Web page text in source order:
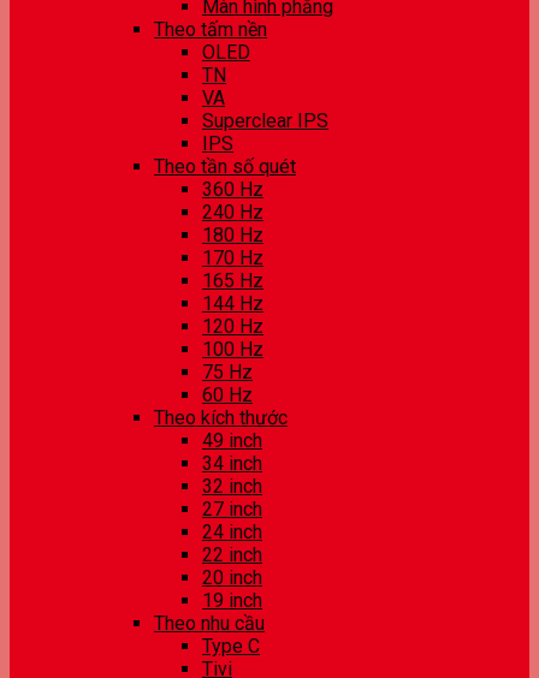
Màn hình phẳng
Theo tấm nền
OLED
TN
VA
Superclear IPS
IPS
Theo tần số quét
360 Hz
240 Hz
180 Hz
170 Hz
165 Hz
144 Hz
120 Hz
100 Hz
75 Hz
60 Hz
Theo kích thước
49 inch
34 inch
32 inch
27 inch
24 inch
22 inch
20 inch
19 inch
Theo nhu cầu
Type C
Tivi